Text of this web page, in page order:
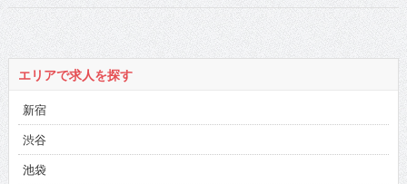
エリアで求人を探す
新宿
渋谷
池袋